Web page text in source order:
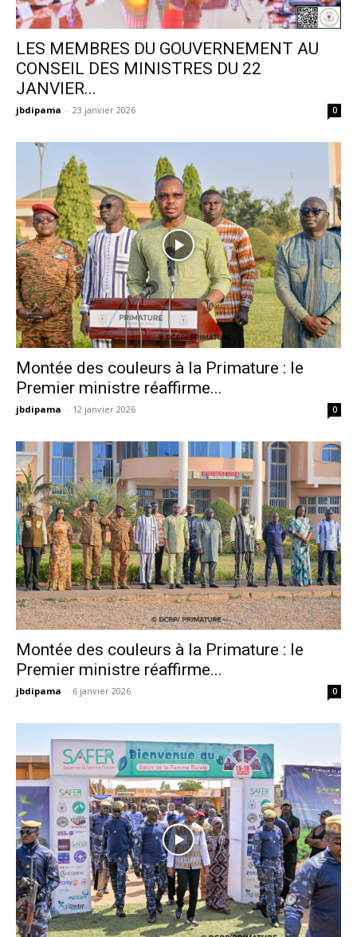
LES MEMBRES DU GOUVERNEMENT AU
CONSEIL DES MINISTRES DU 22
JANVIER...
jbdipama - 23 janvier 2026 0
Montée des couleurs à la Primature : le
Premier ministre réaffirme...
jbdipama - 12 janvier 2026 0
Montée des couleurs à la Primature : le
Premier ministre réaffirme...
jbdipama - 6 janvier 2026 0